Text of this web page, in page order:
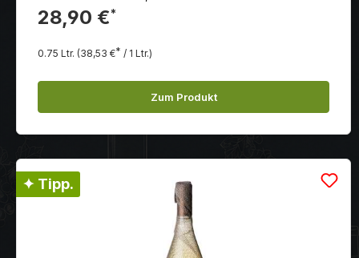
Johannisbeeren, Kakao, Zimt und Vanille sowie
samtige Tannine bilden dieses füllige und doch
elegante Cuvée.
28,90 €*
0.75 Ltr. (38,53 €* / 1 Ltr.)
Zum Produkt
✦ Tipp.